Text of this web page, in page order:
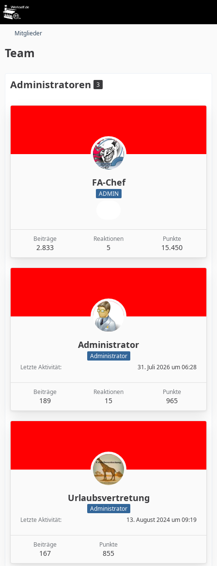
Mitglieder
Team
Administratoren 3
FA-Chef
ADMIN
Beiträge
2.833
Reaktionen
5
Punkte
15.450
Administrator
Administrator
Letzte Aktivität
31. Juli 2026 um 06:28
Beiträge
189
Reaktionen
15
Punkte
965
Urlaubsvertretung
Administrator
Letzte Aktivität
13. August 2024 um 09:19
Beiträge
167
Punkte
855